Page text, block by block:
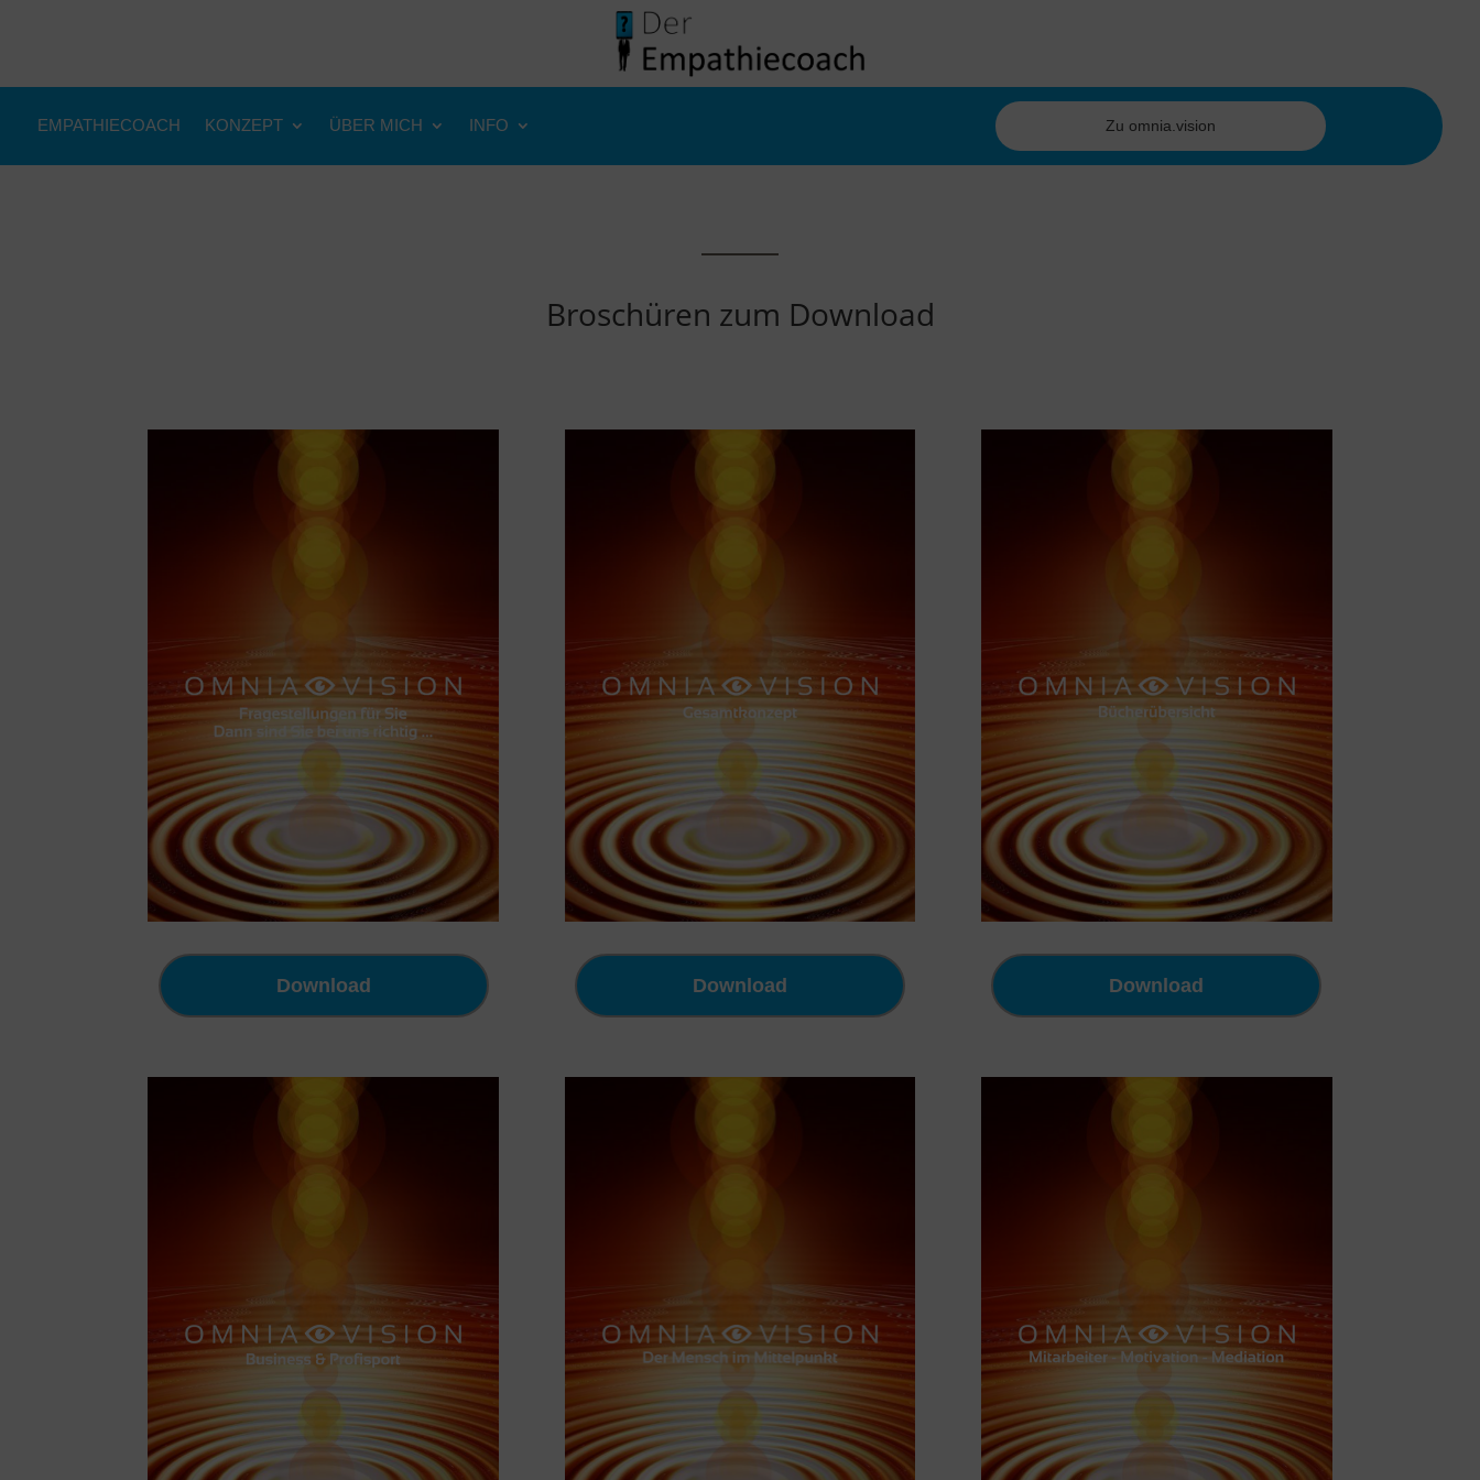
EMPATHIECOACH KONZEPT ÜBER MICH INFO Zu omnia.vision
Broschüren zum Download
Download Download Download